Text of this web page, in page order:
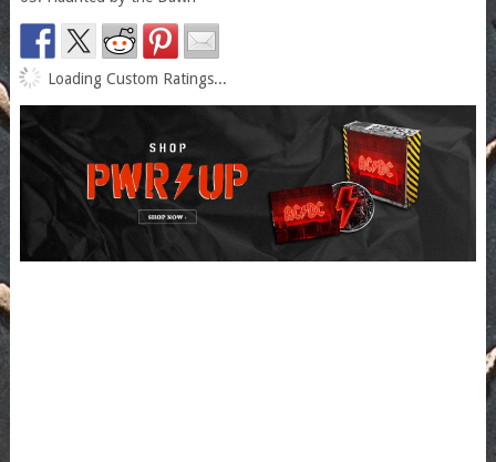
Loading Custom Ratings...